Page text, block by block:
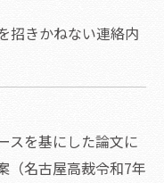
招きかねない連絡内
スを基にした論文に
（名古屋高裁令和7年